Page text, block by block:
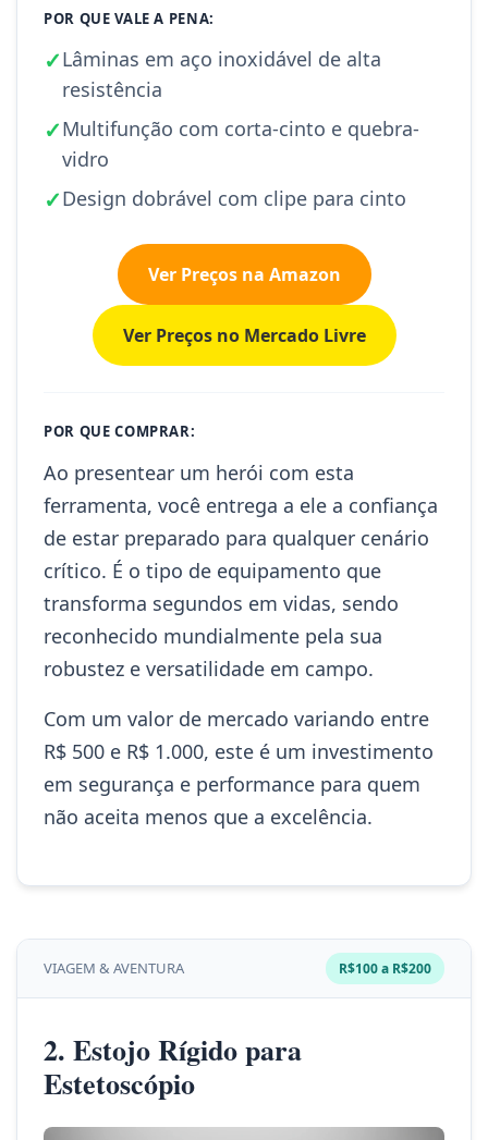
POR QUE VALE A PENA:
✓Lâminas em aço inoxidável de alta
resistência
✓Multifunção com corta-cinto e quebra-
vidro
✓Design dobrável com clipe para cinto
Ver Preços na Amazon
Ver Preços no Mercado Livre
POR QUE COMPRAR:
Ao presentear um herói com esta
ferramenta, você entrega a ele a confiança
de estar preparado para qualquer cenário
crítico. É o tipo de equipamento que
transforma segundos em vidas, sendo
reconhecido mundialmente pela sua
robustez e versatilidade em campo.
Com um valor de mercado variando entre
R$ 500 e R$ 1.000, este é um investimento
em segurança e performance para quem
não aceita menos que a excelência.
VIAGEM & AVENTURA R$100 a R$200
2. Estojo Rígido para
Estetoscópio